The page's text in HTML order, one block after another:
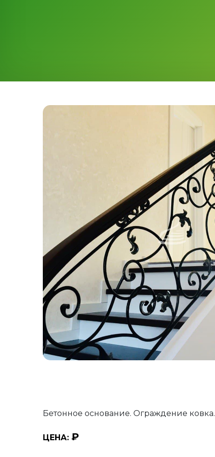
Бетонное основание. Ограждение ковка.
ЦЕНА: ₽